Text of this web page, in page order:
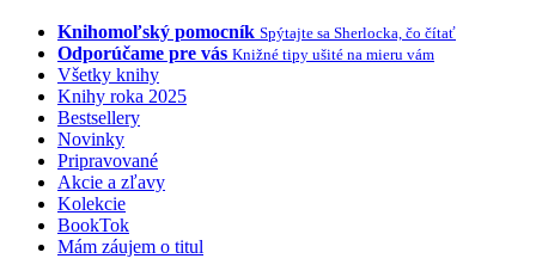
Knihomoľský pomocník Spýtajte sa Sherlocka, čo čítať
Odporúčame pre vás Knižné tipy ušité na mieru vám
Všetky knihy
Knihy roka 2025
Bestsellery
Novinky
Pripravované
Akcie a zľavy
Kolekcie
BookTok
Mám záujem o titul